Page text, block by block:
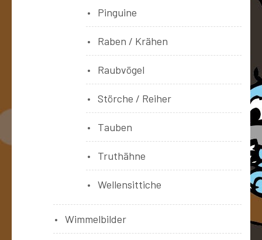
Pinguine
Raben / Krähen
Raubvögel
Störche / Reiher
Tauben
Truthähne
Wellensittiche
Wimmelbilder